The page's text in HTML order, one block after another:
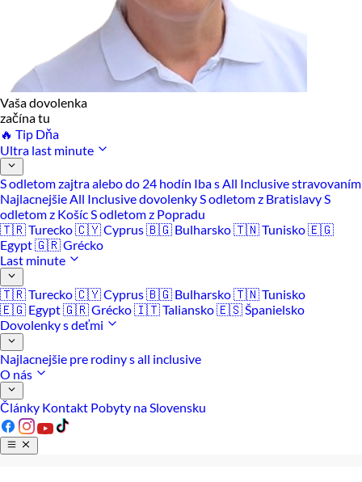
Vaša dovolenka
začína tu
🔥 Tip Dňa
Ultra last minute
S odletom zajtra alebo do 24 hodín Iba s All Inclusive stravovaním
Najlacnejšie All Inclusive dovolenkyS odletom z BratislavyS
odletom z KošícS odletom z Popradu
🇹🇷 Turecko🇨🇾 Cyprus🇧🇬 Bulharsko🇹🇳 Tunisko🇪🇬
Egypt🇬🇷 Grécko
Last minute
🇹🇷 Turecko🇨🇾 Cyprus🇧🇬 Bulharsko🇹🇳 Tunisko
🇪🇬 Egypt🇬🇷 Grécko🇮🇹 Taliansko🇪🇸 Španielsko
Dovolenky s deťmi
Najlacnejšie pre rodiny s all inclusive
O nás
Články Kontakt Pobyty na Slovensku
Povoliť vybrané
Odmietnuť